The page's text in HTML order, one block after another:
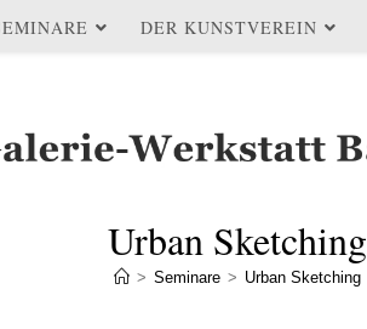
DER KUNSTVEREIN
Urban Sketching
> Seminare > Urban Sketching